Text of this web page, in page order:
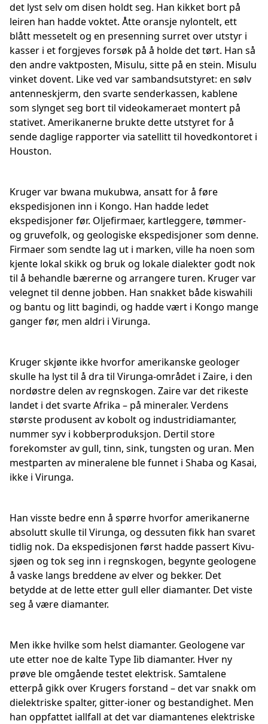
det lyst selv om disen holdt seg. Han kikket bort på
leiren han hadde voktet. Åtte oransje nylontelt, ett
blått messetelt og en presenning surret over utstyr i
kasser i et forgjeves forsøk på å holde det tørt. Han så
den andre vaktposten, Misulu, sitte på en stein. Misulu
vinket dovent. Like ved var sambandsutstyret: en sølv
antenneskjerm, den svarte senderkassen, kablene
som slynget seg bort til videokameraet montert på
stativet. Amerikanerne brukte dette utstyret for å
sende daglige rapporter via satellitt til hovedkontoret i
Houston.
Kruger var bwana mukubwa, ansatt for å føre
ekspedisjonen inn i Kongo. Han hadde ledet
ekspedisjoner før. Oljefirmaer, kartleggere, tømmer-
og gruvefolk, og geologiske ekspedisjoner som denne.
Firmaer som sendte lag ut i marken, ville ha noen som
kjente lokal skikk og bruk og lokale dialekter godt nok
til å behandle bærerne og arrangere turen. Kruger var
velegnet til denne jobben. Han snakket både kiswahili
og bantu og litt bagindi, og hadde vært i Kongo mange
ganger før, men aldri i Virunga.
Kruger skjønte ikke hvorfor amerikanske geologer
skulle ha lyst til å dra til Virunga-området i Zaire, i den
nordøstre delen av regnskogen. Zaire var det rikeste
landet i det svarte Afrika – på mineraler. Verdens
største produsent av kobolt og industridiamanter,
nummer syv i kobberproduksjon. Dertil store
forekomster av gull, tinn, sink, tungsten og uran. Men
mestparten av mineralene ble funnet i Shaba og Kasai,
ikke i Virunga.
Han visste bedre enn å spørre hvorfor amerikanerne
absolutt skulle til Virunga, og dessuten fikk han svaret
tidlig nok. Da ekspedisjonen først hadde passert Kivu-
sjøen og tok seg inn i regnskogen, begynte geologene
å vaske langs breddene av elver og bekker. Det
betydde at de lette etter gull eller diamanter. Det viste
seg å være diamanter.
Men ikke hvilke som helst diamanter. Geologene var
ute etter noe de kalte Type Iib diamanter. Hver ny
prøve ble omgående testet elektrisk. Samtalene
etterpå gikk over Krugers forstand – det var snakk om
dielektriske spalter, gitter-ioner og bestandighet. Men
han oppfattet iallfall at det var diamantenes elektriske